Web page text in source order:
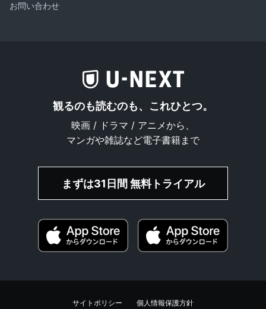
お問い合わせ
観るのも読むのも、これひとつ。
映画 / ドラマ / アニメから、
マンガや雑誌など電子書籍まで
まずは31日間 無料トライアル
サイトポリシー 個人情報保護方針